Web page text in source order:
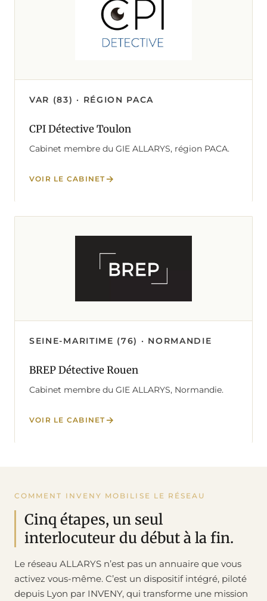
VAR (83) · RÉGION PACA
CPI Détective Toulon
Cabinet membre du GIE ALLARYS, région PACA.
VOIR LE CABINET
SEINE-MARITIME (76) · NORMANDIE
BREP Détective Rouen
Cabinet membre du GIE ALLARYS, Normandie.
VOIR LE CABINET
COMMENT INVENY MOBILISE LE RÉSEAU
Cinq étapes, un seul
interlocuteur du début à la fin.
Le réseau ALLARYS n’est pas un annuaire que vous
activez vous-même. C’est un dispositif intégré, piloté
depuis Lyon par INVENY, qui transforme une mission